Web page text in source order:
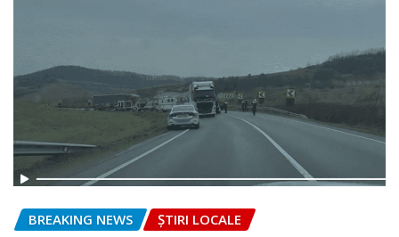
BREAKING NEWS ȘTIRI LOCALE